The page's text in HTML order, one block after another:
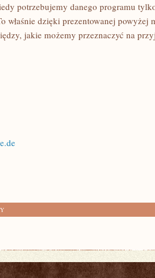
potrzebujemy danego programu
właśnie dzięki prezentowanej powyżej
jakie możemy przeznaczyć na